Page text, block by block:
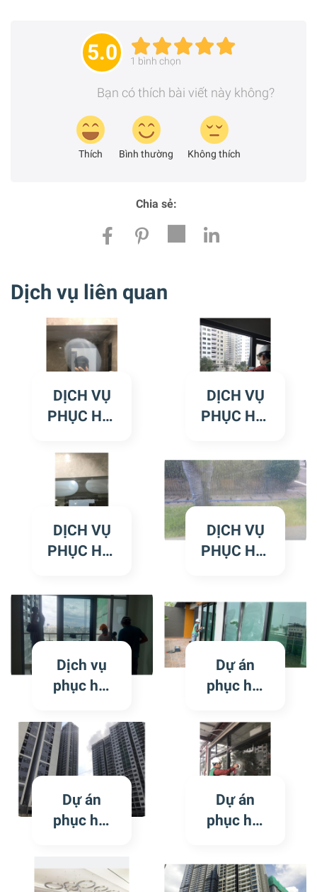
5.0 1 bình chọn
Bạn có thích bài viết này không?
Thích Bình thường Không thích
Chia sẻ:
Dịch vụ liên quan
DỊCH VỤ
PHỤC HỒI
KÍNH BỊ
TRẦY
XƯỚC
DỊCH VỤ
PHỤC HỒI
BỊ TRẦY
XƯỚC
DỊCH VỤ
PHỤC HỒI
TẮM,
CABIN
KÍNH
XƯỚC Ố
MỐC
DỊCH VỤ
PHỤC HỒI
VẢY,
CANXI
Dịch vụ
phục hồi
bị trầy
xước
Dự án
phục hồi
xước tại
Dự án
Feliz en
Capitalan
d, Quận 2
Dự án
phục hồi
tòa khu
Dự án
phục hồi
xước tại
tòa khu